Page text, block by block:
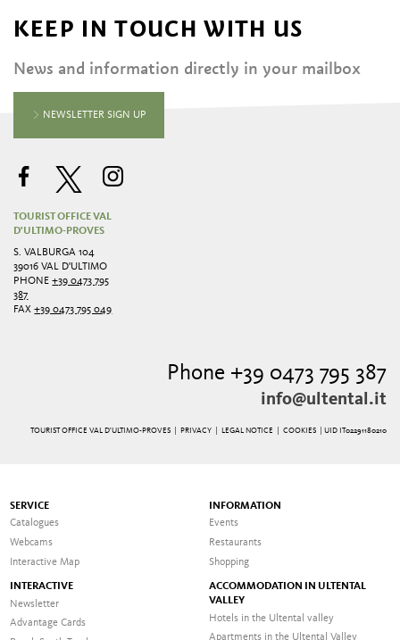
KEEP IN TOUCH WITH US
News and information directly in your mailbox
NEWSLETTER SIGN UP
TOURIST OFFICE VAL
D'ULTIMO-PROVES
S. VALBURGA 104
39016 VAL D'ULTIMO
PHONE+39 0473 795
387
FAX+39 0473 795 049
Phone +39 0473 795 387
info@ultental.it
TOURIST OFFICE VAL D'ULTIMO-PROVES | PRIVACY| LEGAL NOTICE COOKIES | UID IT02291180210
SERVICE
Catalogues
Webcams
Interactive Map
INFORMATION
Events
Restaurants
Shopping
INTERACTIVE
Newsletter
Advantage Cards
ACCOMMODATION IN ULTENTAL
VALLEY
Hotels in the Ultental valley
Apartments in the Ultental Valley